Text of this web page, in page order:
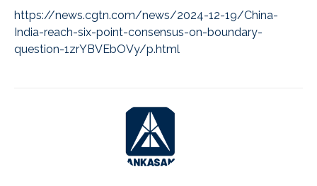
https://news.cgtn.com/news/2024-12-19/China-
India-reach-six-point-consensus-on-boundary-
question-1zrYBVEbOVy/p.html